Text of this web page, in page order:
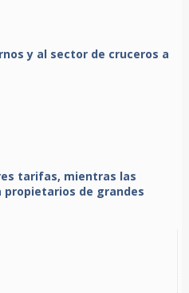
y al sector de cruceros a
tarifas, mientras las
propietarios de grandes